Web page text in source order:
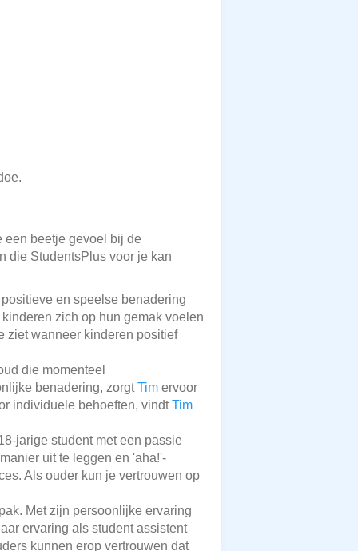
een beetje gevoel bij de
die StudentsPlus voor je kan
en speelse benadering
zich op hun gemak voelen
ziet wanneer kinderen positief
die momenteel
benadering, zorgtTim ervoor
individuele behoeften, vindtTim
jarige student met een passie
uit te leggen en 'aha!'-
Als ouder kun je vertrouwen op
Met zijn persoonlijke ervaring
ervaring als student assistent
kunnen erop vertrouwen dat